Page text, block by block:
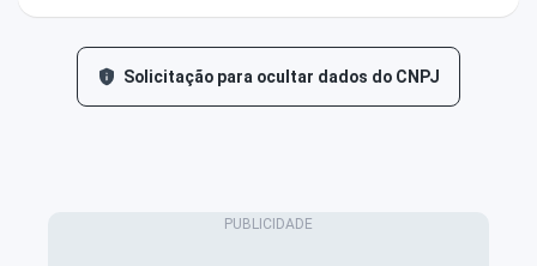
Solicitação para ocultar dados do CNPJ